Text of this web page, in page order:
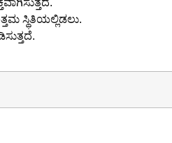
ಸ್ಥಿತಿಯಲ್ಲಿಡಲು.